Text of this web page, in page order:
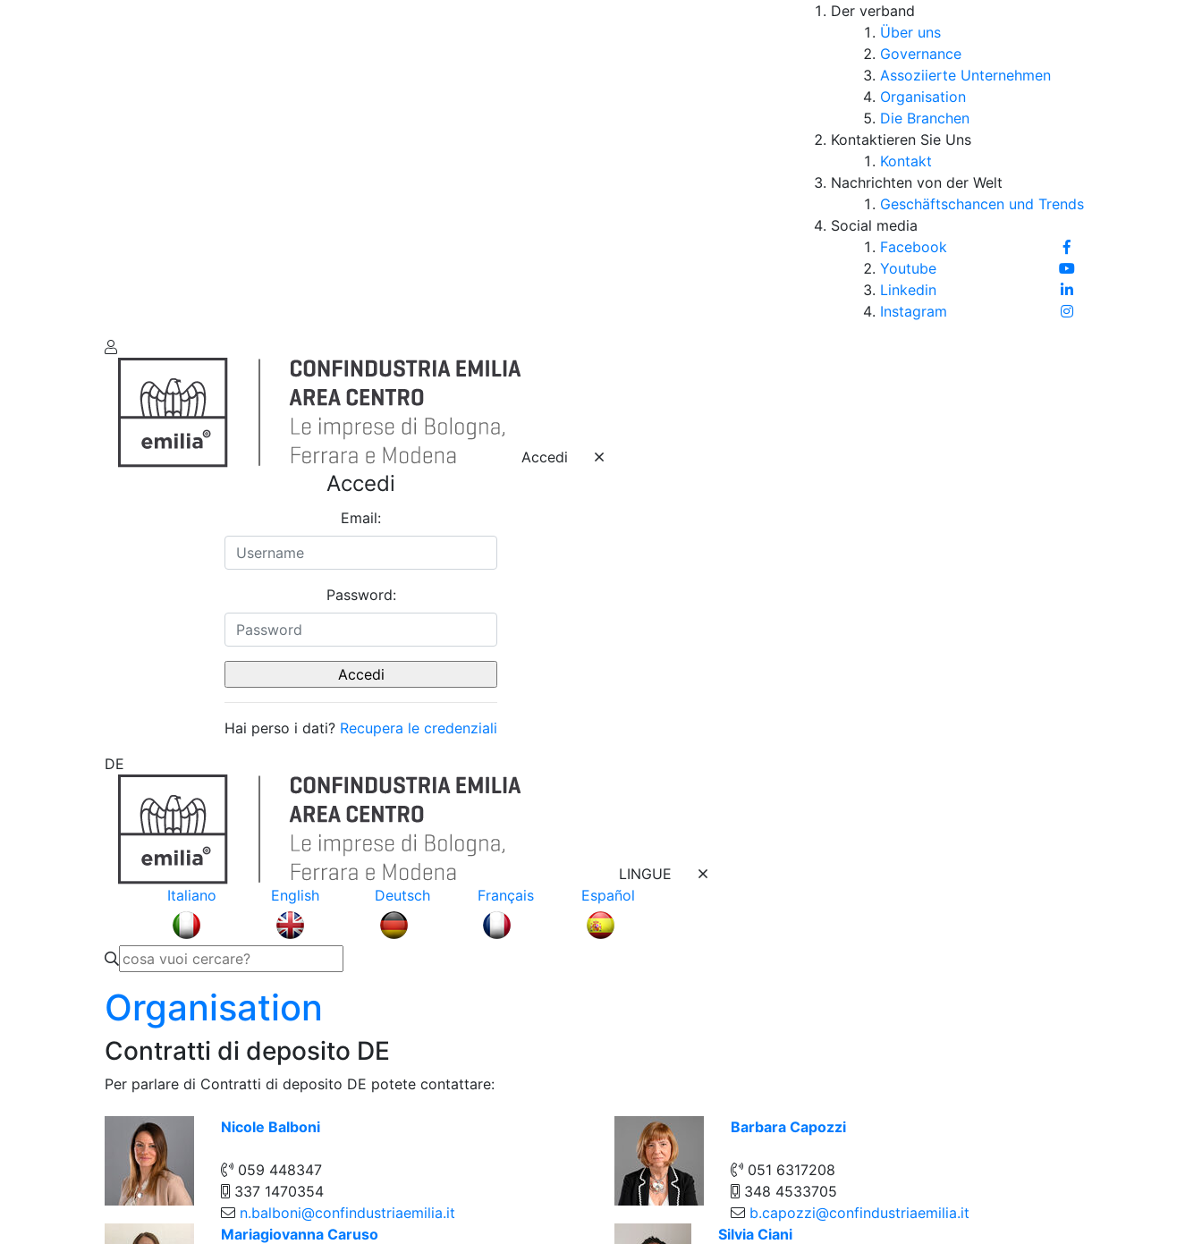
Der verband
Über uns
Governance
Assoziierte Unternehmen
Organisation
Die Branchen
Kontaktieren Sie Uns
Kontakt
Nachrichten von der Welt
Geschäftschancen und Trends
Social media
Facebook
Youtube
Linkedin
Instagram
Accedi
Accedi
Email:
Password:
Hai perso i dati? Recupera le credenziali
DE
LINGUE
Italiano
English Deutsch Français Español
Organisation
Contratti di deposito DE
Per parlare di Contratti di deposito DE potete contattare:
Nicole Balboni
059 448347
337 1470354
n.balboni@confindustriaemilia.it
Barbara Capozzi
051 6317208
348 4533705
b.capozzi@confindustriaemilia.it
Mariagiovanna Caruso
Silvia Ciani